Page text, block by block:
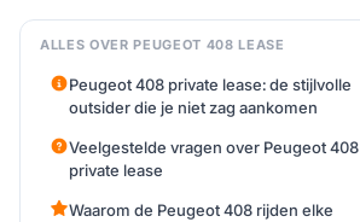
ALLES OVER PEUGEOT 408 LEASE
Peugeot 408 private lease: de stijlvolle
outsider die je niet zag aankomen
Veelgestelde vragen over Peugeot 408
private lease
Waarom de Peugeot 408 rijden elke